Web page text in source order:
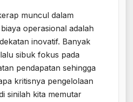
muncul dalam
operasional adalah
inovatif. Banyak
sibuk fokus pada
pendapatan sehingga
kritisnya pengelolaan
sinilah kita memutar